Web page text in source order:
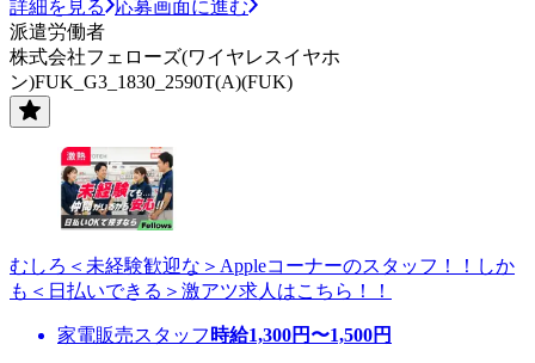
詳細を見る
応募画面に進む
派遣労働者
株式会社フェローズ(ワイヤレスイヤホ
ン)FUK_G3_1830_2590T(A)(FUK)
むしろ＜未経験歓迎な＞Appleコーナーのスタッフ！！しか
も＜日払いできる＞激アツ求人はこちら！！
家電販売スタッフ 時給1,300円〜1,500円